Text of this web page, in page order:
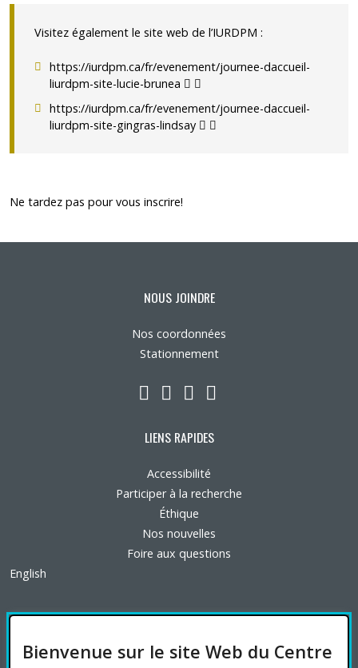
Bienvenue sur le site Web du Centre
Visitez également le site web de l’IURDPM :
https://iurdpm.ca/fr/evenement/journee-daccueil-
liurdpm-site-lucie-brunea
Ce lien s’ouvrira dans une
Ce lien s'ouvrira dans une
https://iurdpm.ca/fr/evenement/journee-daccueil-
liurdpm-site-gingras-lindsay
Ce lien s’ouvrira dans une
Ce lien s'ouvrira dans une
Ne tardez pas pour vous inscrire!
NOUS JOINDRE
Nos coordonnées
Stationnement
LinkedIn
YouTube
Twitter
LIENS RAPIDES
Accessibilité
Participer à la recherche
Éthique
Nos nouvelles
Foire aux questions
English